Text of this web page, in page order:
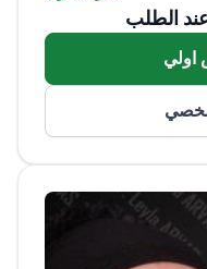
العالم في مجال شد
الطلب